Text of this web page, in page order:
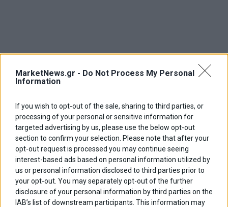
MarketNews.gr - Do Not Process My Personal
Information
If you wish to opt-out of the sale, sharing to third parties, or
processing of your personal or sensitive information for
targeted advertising by us, please use the below opt-out
section to confirm your selection. Please note that after your
opt-out request is processed you may continue seeing
interest-based ads based on personal information utilized by
us or personal information disclosed to third parties prior to
your opt-out. You may separately opt-out of the further
disclosure of your personal information by third parties on the
IAB’s list of downstream participants. This information may
ΑΡΘΡΟΓΡΑΦΟΙ
Ελευθερία Κούρταλη
Οι «τιμωροί» των ομολόγων επέστρεψαν